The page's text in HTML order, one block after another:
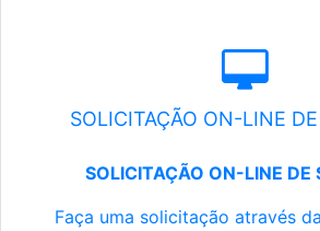
SOLICITAÇÃO ON-LINE
SOLICITAÇÃO ON-LINE DE
Faça uma solicitação através